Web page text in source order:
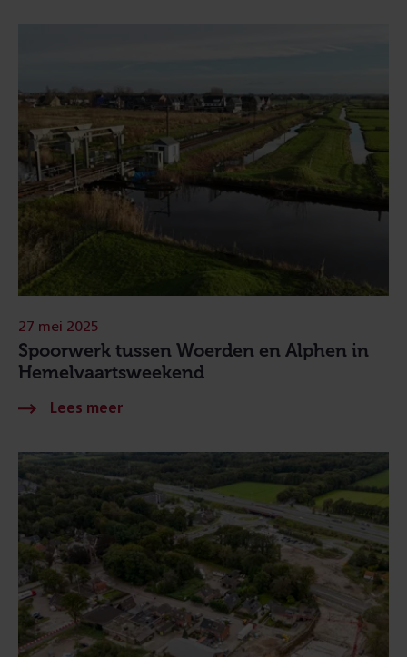
Spoorwerk tussen Woerden en Alphen in
Hemelvaartsweekend
27 mei 2025